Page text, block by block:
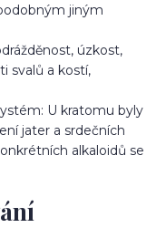
jiným
úzkost,
svalů a kostí,
U kratomu byly
jater a srdečních
alkaloidů se